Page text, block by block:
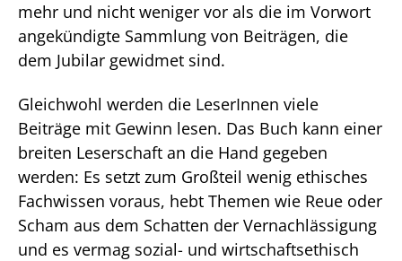
mehr und nicht weniger vor als die im Vorwort
angekündigte Sammlung von Beiträgen, die
dem Jubilar gewidmet sind.
Gleichwohl werden die LeserInnen viele
Beiträge mit Gewinn lesen. Das Buch kann einer
breiten Leserschaft an die Hand gegeben
werden: Es setzt zum Großteil wenig ethisches
Fachwissen voraus, hebt Themen wie Reue oder
Scham aus dem Schatten der Vernachlässigung
und es vermag sozial- und wirtschaftsethisch